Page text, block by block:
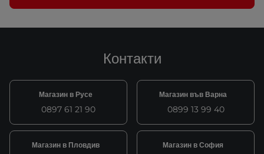
Контакти
Магазин в Русе
0897 61 21 90
Магазин във Варна
0899 13 99 40
Магазин в Пловдив Магазин в София